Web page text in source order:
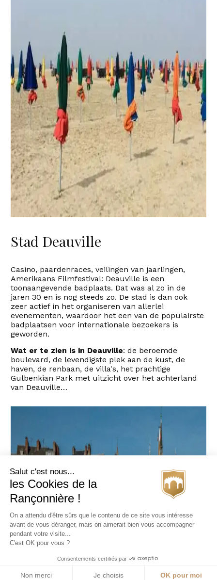
Stad Deauville
Casino, paardenraces, veilingen van jaarlingen,
Amerikaans Filmfestival: Deauville is een
toonaangevende badplaats. Dat was al zo in de
jaren 30 en is nog steeds zo. De stad is dan ook
zeer actief in het organiseren van allerlei
evenementen, waardoor het een van de populairste
badplaatsen voor internationale bezoekers is
geworden.
Wat er te zien is in Deauville: de beroemde
boulevard, de levendigste plek aan de kust, de
haven, de renbaan, de villa's, het prachtige
Gulbenkian Park met uitzicht over het achterland
van Deauville…
Salut c'est nous...
les Cookies de la
Rançonnière !
On a attendu d'être sûrs que le contenu de ce site vous intéresse
avant de vous déranger, mais on aimerait bien vous accompagner
pendant votre visite...
C'est OK pour vous ?
Consentements certifiés par
Non merci Je choisis OK pour moi